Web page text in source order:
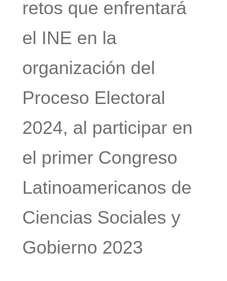
retos que enfrentará
el INE en la
organización del
Proceso Electoral
2024, al participar en
el primer Congreso
Latinoamericanos de
Ciencias Sociales y
Gobierno 2023